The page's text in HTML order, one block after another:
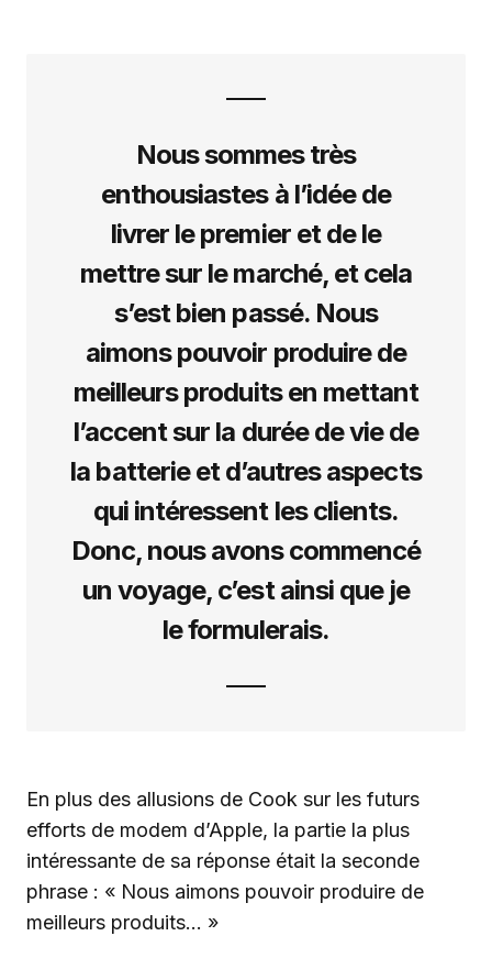
Nous sommes très
enthousiastes à l’idée de
livrer le premier et de le
mettre sur le marché, et cela
s’est bien passé. Nous
aimons pouvoir produire de
meilleurs produits en mettant
l’accent sur la durée de vie de
la batterie et d’autres aspects
qui intéressent les clients.
Donc, nous avons commencé
un voyage, c’est ainsi que je
le formulerais.
En plus des allusions de Cook sur les futurs
efforts de modem d’Apple, la partie la plus
intéressante de sa réponse était la seconde
phrase : « Nous aimons pouvoir produire de
meilleurs produits… »